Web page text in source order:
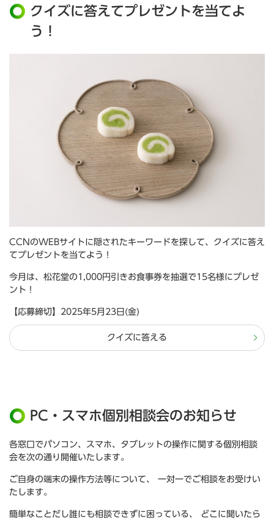
クイズに答えてプレゼントを当てよ
う！
CCNのWEBサイトに隠されたキーワードを探して、クイズに答え
てプレゼントを当てよう！
今月は、松花堂の1,000円引きお食事券を抽選で15名様にプレゼ
ント！
【応募締切】2025年5月23日(金)
クイズに答える
PC・スマホ個別相談会のお知らせ
各窓口でパソコン、スマホ、タブレットの操作に関する個別相談
会を次の通り開催いたします。
ご自身の端末の操作方法等について、 一対一でご相談をお受けい
たします。
簡単なことだし誰にも相談できずに困っている、 どこに聞いたら